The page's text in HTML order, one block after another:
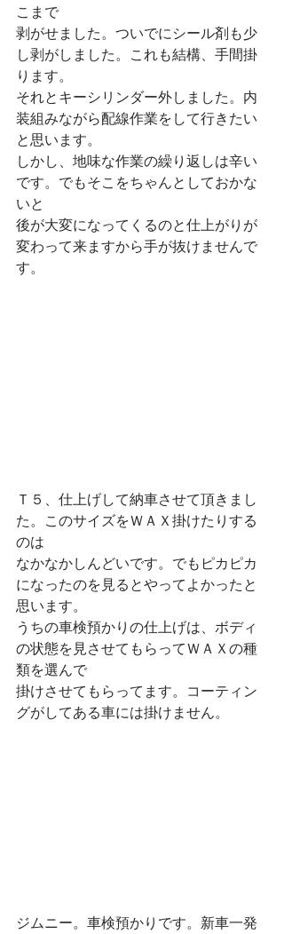
こまで
剥がせました。ついでにシール剤も少
し剥がしました。これも結構、手間掛
ります。
それとキーシリンダー外しました。内
装組みながら配線作業をして行きたい
と思います。
しかし、地味な作業の繰り返しは辛い
です。でもそこをちゃんとしておかな
いと
後が大変になってくるのと仕上がりが
変わって来ますから手が抜けませんで
す。
Ｔ５、仕上げして納車させて頂きまし
た。このサイズをＷＡＸ掛けたりする
のは
なかなかしんどいです。でもピカピカ
になったのを見るとやってよかったと
思います。
うちの車検預かりの仕上げは、ボディ
の状態を見させてもらってＷＡＸの種
類を選んで
掛けさせてもらってます。コーティン
グがしてある車には掛けません。
ジムニー。車検預かりです。新車一発